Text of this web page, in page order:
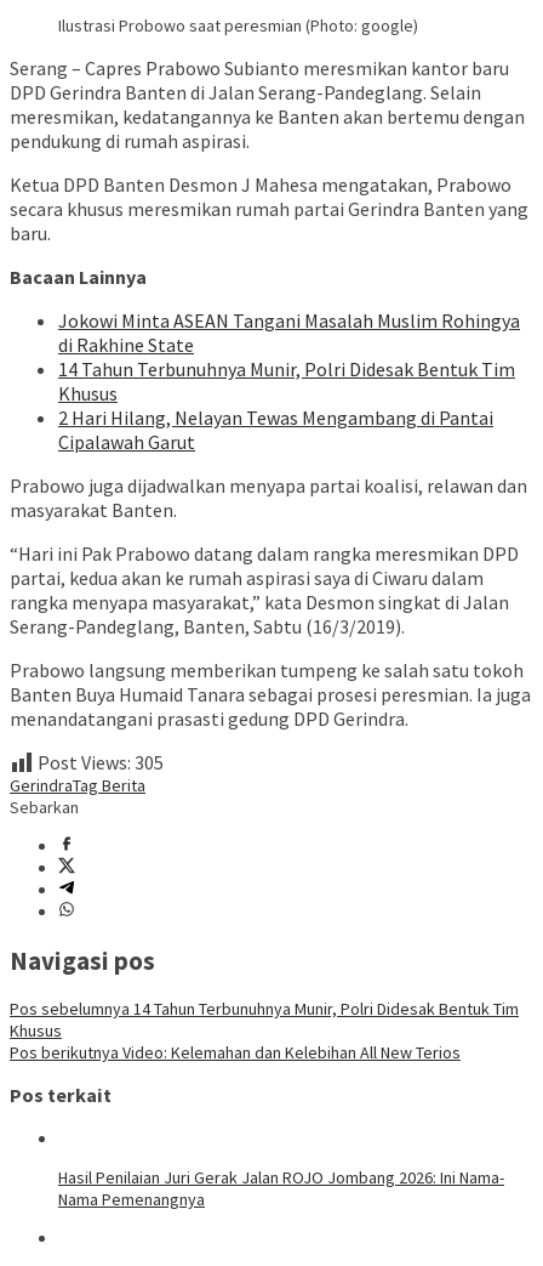
Ilustrasi Probowo saat peresmian (Photo: google)
Serang – Capres Prabowo Subianto meresmikan kantor baru
DPD Gerindra Banten di Jalan Serang-Pandeglang. Selain
meresmikan, kedatangannya ke Banten akan bertemu dengan
pendukung di rumah aspirasi.
Ketua DPD Banten Desmon J Mahesa mengatakan, Prabowo
secara khusus meresmikan rumah partai Gerindra Banten yang
baru.
Bacaan Lainnya
Jokowi Minta ASEAN Tangani Masalah Muslim Rohingya
di Rakhine State
14 Tahun Terbunuhnya Munir, Polri Didesak Bentuk Tim
Khusus
2 Hari Hilang, Nelayan Tewas Mengambang di Pantai
Cipalawah Garut
Prabowo juga dijadwalkan menyapa partai koalisi, relawan dan
masyarakat Banten.
“Hari ini Pak Prabowo datang dalam rangka meresmikan DPD
partai, kedua akan ke rumah aspirasi saya di Ciwaru dalam
rangka menyapa masyarakat,” kata Desmon singkat di Jalan
Serang-Pandeglang, Banten, Sabtu (16/3/2019).
Prabowo langsung memberikan tumpeng ke salah satu tokoh
Banten Buya Humaid Tanara sebagai prosesi peresmian. Ia juga
menandatangani prasasti gedung DPD Gerindra.
Post Views: 305
GerindraTag Berita
Sebarkan
Navigasi pos
Pos sebelumnya 14 Tahun Terbunuhnya Munir, Polri Didesak Bentuk Tim
Khusus
Pos berikutnya Video: Kelemahan dan Kelebihan All New Terios
Pos terkait
Hasil Penilaian Juri Gerak Jalan ROJO Jombang 2026: Ini Nama-
Nama Pemenangnya